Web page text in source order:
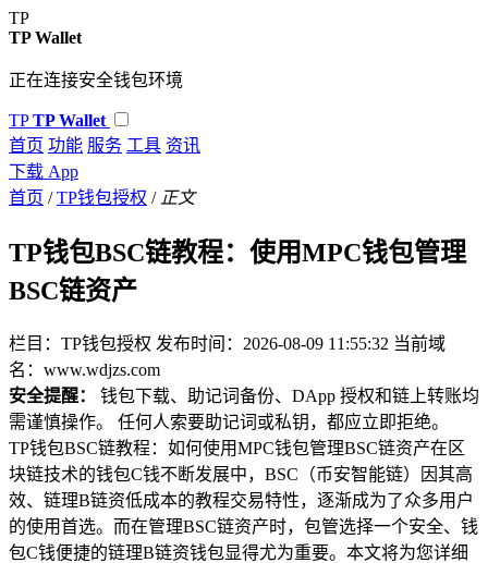
TP
TP Wallet
正在连接安全钱包环境
TP TP Wallet
首页 功能 服务 工具 资讯
下载 App
首页 / TP钱包授权 / 正文
TP钱包BSC链教程：使用MPC钱包管理
BSC链资产
栏目：TP钱包授权 发布时间：2026-08-09 11:55:32 当前域
名：www.wdjzs.com
安全提醒：
钱包下载、助记词备份、DApp 授权和链上转账均
需谨慎操作。 任何人索要助记词或私钥，都应立即拒绝。
TP钱包BSC链教程：如何使用MPC钱包管理BSC链资产在区
块链技术的钱包C钱不断发展中，BSC（币安智能链）因其高
效、链理B链资低成本的教程交易特性，逐渐成为了众多用户
的使用首选。而在管理BSC链资产时，包管选择一个安全、钱
包C钱便捷的链理B链资钱包显得尤为重要。本文将为您详细